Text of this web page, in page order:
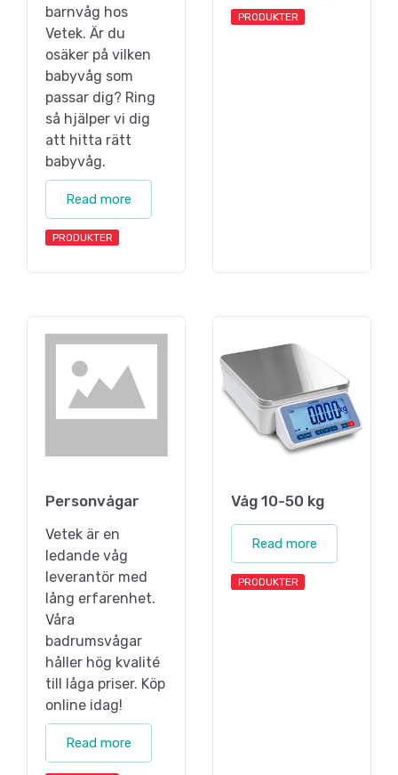
barnvåg hos
Vetek. Är du
osäker på vilken
babyvåg som
passar dig? Ring
så hjälper vi dig
att hitta rätt
babyvåg.
Read more
PRODUKTER
PRODUKTER
Personvågar
Vetek är en
ledande våg
leverantör med
lång erfarenhet.
Våra
badrumsvågar
håller hög kvalité
till låga priser. Köp
online idag!
Read more
Våg 10-50 kg
Read more
PRODUKTER